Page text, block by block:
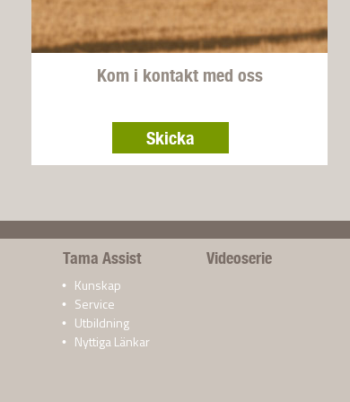
Kom i kontakt med oss
Skicka
Tama Assist
Kunskap
Service
Utbildning
Nyttiga Länkar
Videoserie